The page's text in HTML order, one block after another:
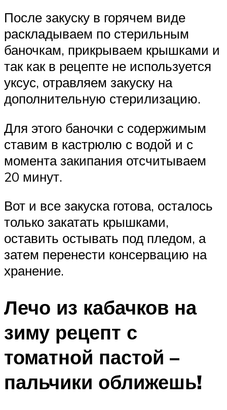
После закуску в горячем виде
раскладываем по стерильным
баночкам, прикрываем крышками и
так как в рецепте не используется
уксус, отравляем закуску на
дополнительную стерилизацию.
Для этого баночки с содержимым
ставим в кастрюлю с водой и с
момента закипания отсчитываем
20 минут.
Вот и все закуска готова, осталось
только закатать крышками,
оставить остывать под пледом, а
затем перенести консервацию на
хранение.
Лечо из кабачков на
зиму рецепт с
томатной пастой –
пальчики оближешь!